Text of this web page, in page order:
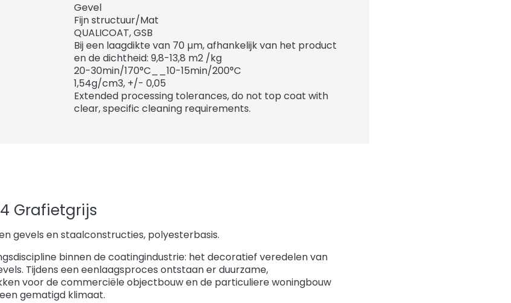
Gevel
Fijn structuur/Mat
QUALICOAT, GSB
Bij een laagdikte van 70 µm, afhankelijk van het product
en de dichtheid: 9,8-13,8 m2 /kg
20-30min/170°C__10-15min/200°C
1,54g/cm3, +/- 0,05
Extended processing tolerances, do not top coat with
clear, specific cleaning requirements.
Grafietgrijs
gevels en staalconstructies, polyesterbasis.
binnen de coatingindustrie: het decoratief veredelen van
Tijdens een eenlaagsproces ontstaan er duurzame,
voor de commerciële objectbouw en de particuliere woningbouw
gematigd klimaat.